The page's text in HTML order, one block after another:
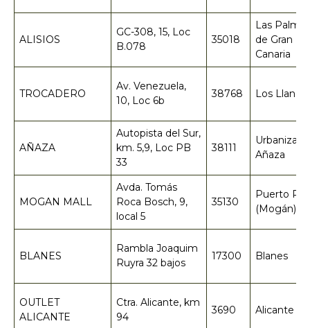
ALISIOS
GC-308, 15, Loc
B.078
35018
Las Palmas
de Gran
Canaria
TROCADERO
Av. Venezuela,
10, Loc 6b
38768 Los Llanos
AÑAZA
Autopista del Sur,
km. 5,9, Loc PB
33
38111
Añaza
MOGAN MALL
Avda. Tomás
Roca Bosch, 9,
local 5
35130
Puerto
(Mogán)
BLANES
Rambla Joaquim
Ruyra 32 bajos
17300 Blanes
OUTLET
ALICANTE
Ctra. Alicante, km
94
3690 Alicante